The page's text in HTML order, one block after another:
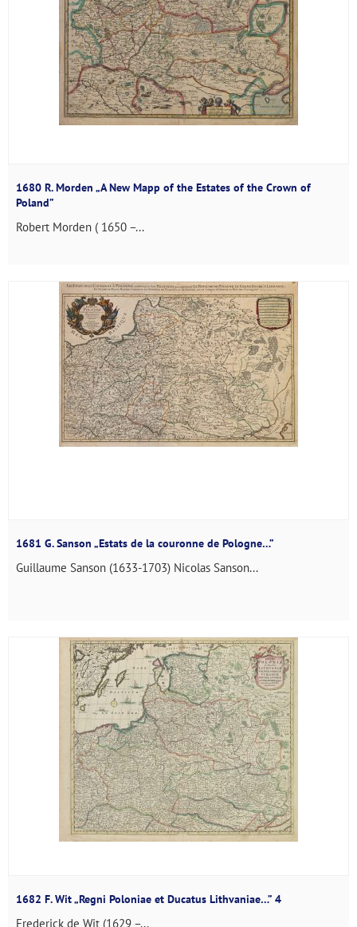
1680 R. Morden „A New Mapp of the Estates of the Crown of
Poland”
Robert Morden ( 1650 –...
1681 G. Sanson „Estats de la couronne de Pologne…”
Guillaume Sanson (1633-1703) Nicolas Sanson...
1682 F. Wit „Regni Poloniae et Ducatus Lithvaniae…” 4
Frederick de Wit (1629 –...